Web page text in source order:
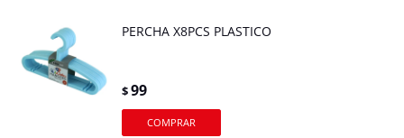
PERCHA X8PCS PLASTICO
$99